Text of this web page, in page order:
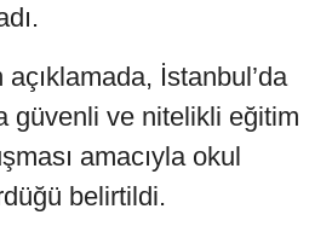
İstanbul’da
güvenli ve nitelikli eğitim
amacıyla okul
belirtildi.